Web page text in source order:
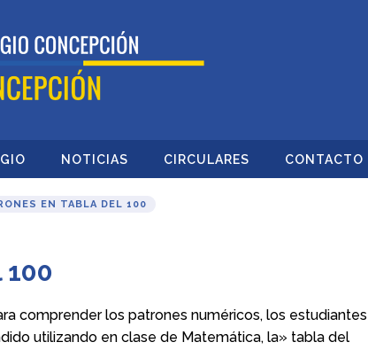
NOTICIAS CIRCULARES CONTACTO
EN TABLA DEL 100
comprender los patrones numéricos, los estudiantes
utilizando en clase de Matemática, la» tabla del